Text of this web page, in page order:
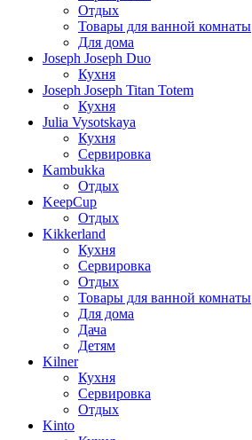
Отдых
Товары для ванной комнаты
Для дома
Joseph Joseph Duo
Кухня
Joseph Joseph Titan Totem
Кухня
Julia Vysotskaya
Кухня
Сервировка
Kambukka
Отдых
KeepCup
Отдых
Kikkerland
Кухня
Сервировка
Отдых
Товары для ванной комнаты
Для дома
Дача
Детям
Kilner
Кухня
Сервировка
Отдых
Kinto